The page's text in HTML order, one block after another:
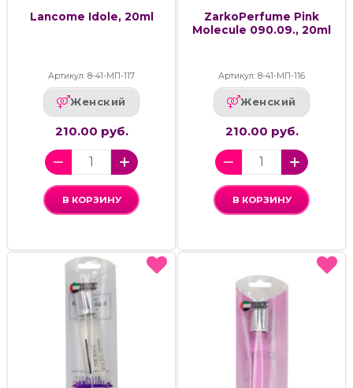
Lancome Idole, 20ml
Артикул: 8-41-МП-117
Женский
210.00 руб.
В КОРЗИНУ
ZarkoPerfume Pink
Molecule 090.09., 20ml
Артикул: 8-41-МП-116
Женский
210.00 руб.
В КОРЗИНУ